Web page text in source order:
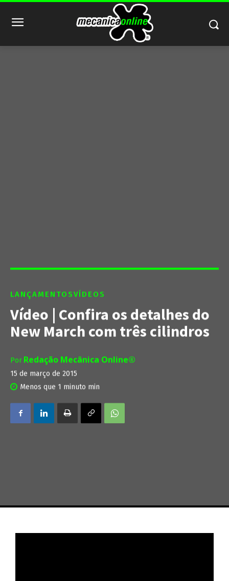
LANÇAMENTOSVÍDEOS
Vídeo | Confira os detalhes do
New March com três cilindros
Por Redação Mecânica Online®
15 de março de 2015
Menos que 1 minuto min